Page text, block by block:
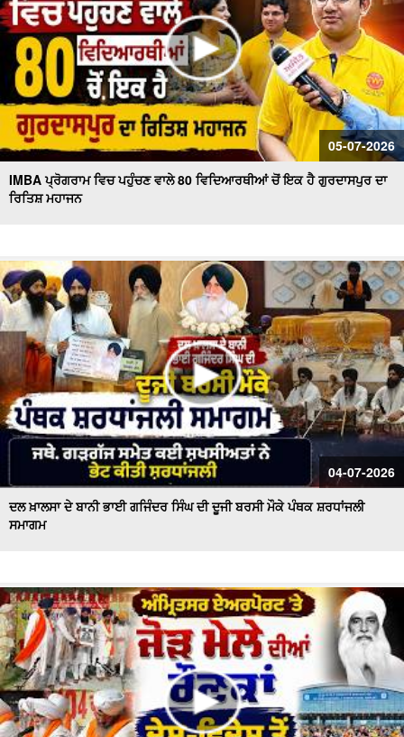
05-07-2026
IMBA ਪ੍ਰੋਗਰਾਮ ਵਿਚ ਪਹੁੰਚਣ ਵਾਲੇ 80 ਵਿਦਿਆਰਥੀਆਂ ਚੋਂ ਇਕ ਹੈ ਗੁਰਦਾਸਪੁਰ ਦਾ
ਰਿਤਿਸ਼ ਮਹਾਜਨ
04-07-2026
ਦਲ ਖ਼ਾਲਸਾ ਦੇ ਬਾਨੀ ਭਾਈ ਗਜਿੰਦਰ ਸਿੰਘ ਦੀ ਦੂਜੀ ਬਰਸੀ ਮੌਕੇ ਪੰਥਕ ਸ਼ਰਧਾਂਜਲੀ
ਸਮਾਗਮ